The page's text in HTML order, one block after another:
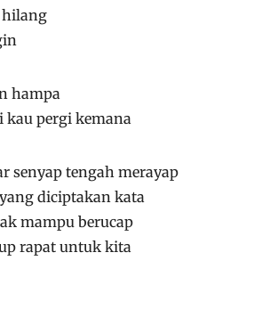
hilang
hampa
kau pergi kemana
senyap tengah merayap
diciptakan kata
mampu berucap
rapat untuk kita